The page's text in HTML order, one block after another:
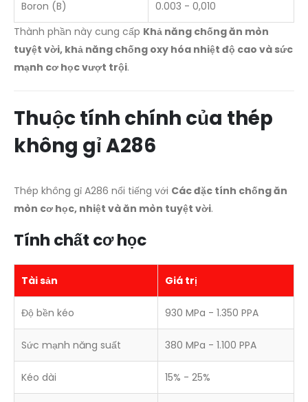
Boron (B)
0.003 - 0,010
Thành phần này cung cấp Khả năng chống ăn mòn
tuyệt vời, khả năng chống oxy hóa nhiệt độ cao và sức
mạnh cơ học vượt trội.
Thuộc tính chính của thép
không gỉ A286
Thép không gỉ A286 nổi tiếng với Các đặc tính chống ăn
mòn cơ học, nhiệt và ăn mòn tuyệt vời.
Tính chất cơ học
Tài sản Giá trị
Độ bền kéo 930 MPa - 1.350 PPA
Sức mạnh năng suất 380 MPa - 1.100 PPA
Kéo dài 15% - 25%